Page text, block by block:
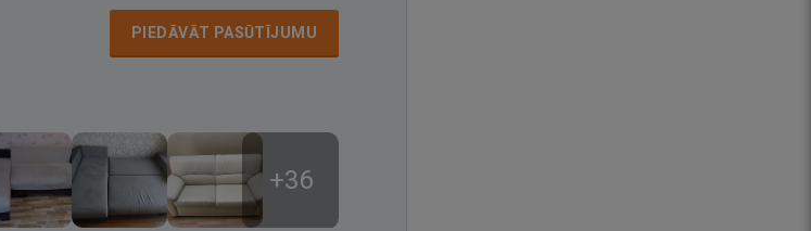
PIEDĀVĀT PASŪTĪJUMU
+36